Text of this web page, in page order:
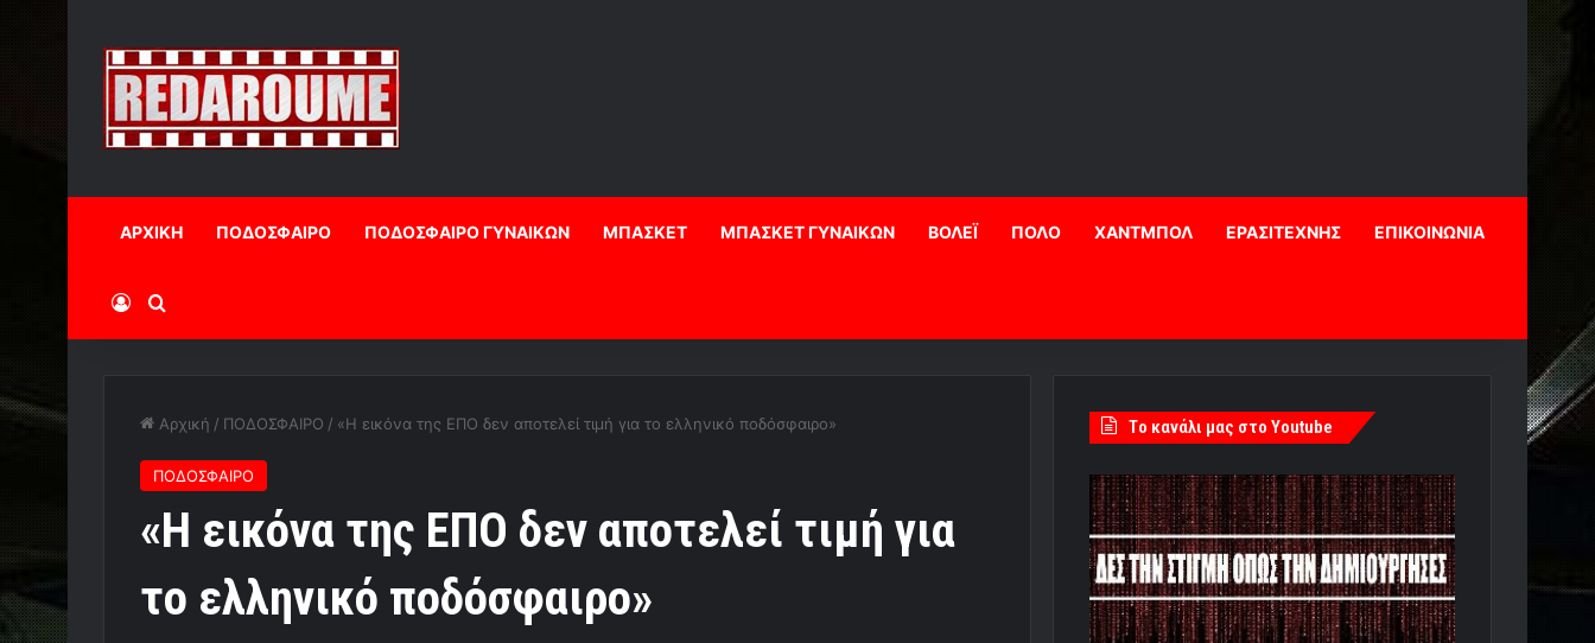
ΑΡΧΙΚΗ ΠΟΔΟΣΦΑΙΡΟ ΠΟΔΟΣΦΑΙΡΟ ΓΥΝΑΙΚΩΝ ΜΠΑΣΚΕΤ ΜΠΑΣΚΕΤ ΓΥΝΑΙΚΩΝ ΒΟΛΕΪ ΠΟΛΟ ΧΑΝΤΜΠΟΛ ΕΡΑΣΙΤΕΧΝΗΣ ΕΠΙΚΟΙΝΩΝΙΑ
Log InΑναζήτηση
Αρχική / ΠΟΔΟΣΦΑΙΡΟ / «Η εικόνα της ΕΠΟ δεν αποτελεί τιμή για το ελληνικό ποδόσφαιρο»
ΠΟΔΟΣΦΑΙΡΟ
«Η εικόνα της ΕΠΟ δεν αποτελεί τιμή για
το ελληνικό ποδόσφαιρο»
Tο κανάλι μας στο Youtube